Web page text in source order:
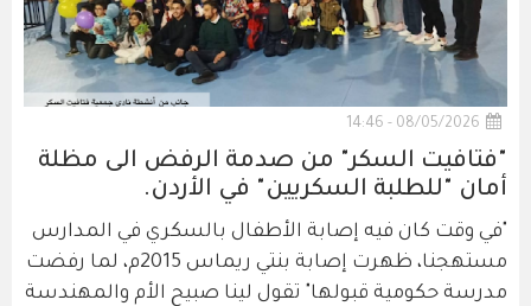
08/05/2026 - 14:46
"فتافيت السكر" من صدمة الرفض الى مظلة
أمان "للطلبة السكريين" في الأردن.
"في وقت كان فيه إصابة الأطفال بالسكري في المدارس
مستهجنا، ظهرت إصابة بنتي ريماس 2015م، لما رفضت
مدرسة حكومية قبولها" تقول لينا صبيح الأم والمهندسة